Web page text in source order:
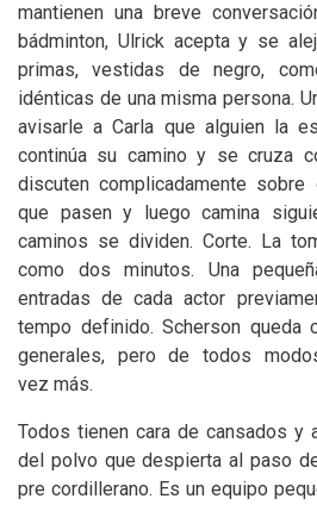
mantienen una breve
bádminton, Ulrick acepta y se
primas, vestidas de negro,
idénticas de una misma persona.
avisarle a Carla que alguien la
continúa su camino y se cruza
discuten complicadamente sobre
que pasen y luego camina
caminos se dividen. Corte. La
como dos minutos. Una
entradas de cada actor
tempo definido. Scherson queda
generales, pero de todos
vez más.
Todos tienen cara de cansados y
del polvo que despierta al paso
pre cordillerano. Es un equipo